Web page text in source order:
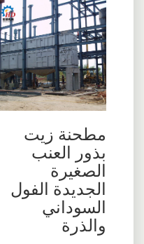
مطحنة زيت
بذور العنب
الصغيرة
الجديدة الفول
السوداني
والذرة